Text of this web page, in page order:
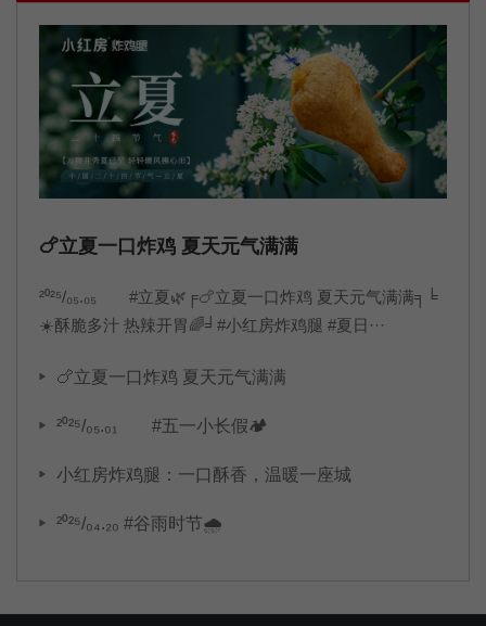
🍗立夏一口炸鸡 夏天元气满满
²⁰²⁵/₀₅.₀₅ #立夏🌿╒🍗立夏一口炸鸡 夏天元气满满╕╘
☀️酥脆多汁 热辣开胃🌈╛#小红房炸鸡腿 #夏日···
🍗立夏一口炸鸡 夏天元气满满
²⁰²⁵/₀₅.₀₁ #五一小长假🏕️
小红房炸鸡腿：一口酥香，温暖一座城
²⁰²⁵/₀₄.₂₀ #谷雨时节🌧